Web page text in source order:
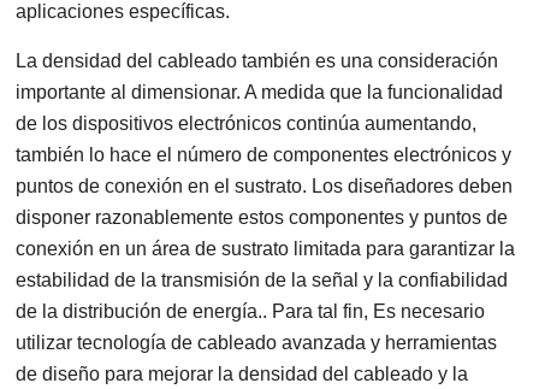
aplicaciones específicas.
La densidad del cableado también es una consideración
importante al dimensionar. A medida que la funcionalidad
de los dispositivos electrónicos continúa aumentando,
también lo hace el número de componentes electrónicos y
puntos de conexión en el sustrato. Los diseñadores deben
disponer razonablemente estos componentes y puntos de
conexión en un área de sustrato limitada para garantizar la
estabilidad de la transmisión de la señal y la confiabilidad
de la distribución de energía.. Para tal fin, Es necesario
utilizar tecnología de cableado avanzada y herramientas
de diseño para mejorar la densidad del cableado y la